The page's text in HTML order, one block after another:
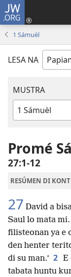
JW.ORG
1 Sámuèl
LESA NA
MUSTRA
Buki
Beibel
Promé
27:1-12
RESÚMEN DI
27 David a
Saul lo mata
filisteonan ya e
den henter
di su man.’ 2 E
tabata huntu